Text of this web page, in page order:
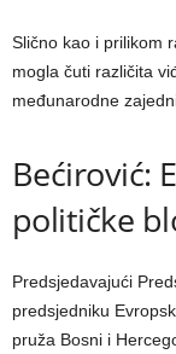
Slično kao i prilikom
mogla čuti različita
međunarodne
Bećirović:
političke
Predsjedavajući
predsjedniku
pruža Bosni i